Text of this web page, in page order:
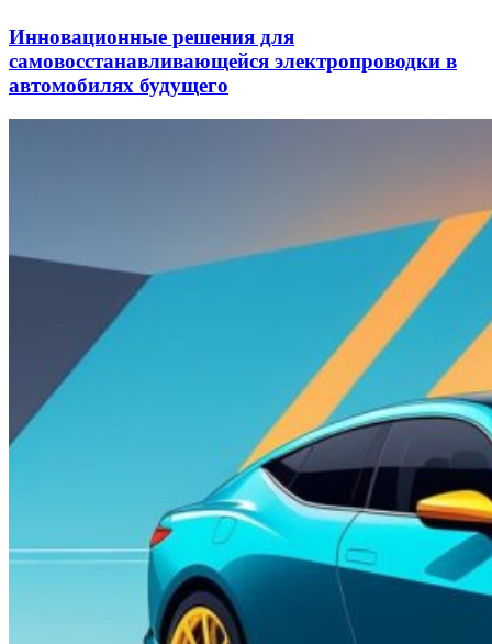
Инновационные решения для
самовосстанавливающейся электропроводки в
автомобилях будущего